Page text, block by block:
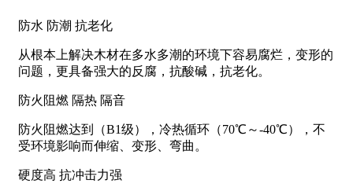
防水 防潮 抗老化
从根本上解决木材在多水多潮的环境下容易腐烂，变形的
问题，更具备强大的反腐，抗酸碱，抗老化。
防火阻燃 隔热 隔音
防火阻燃达到（B1级），冷热循环（70℃～-40℃），不
受环境影响而伸缩、变形、弯曲。
硬度高 抗冲击力强